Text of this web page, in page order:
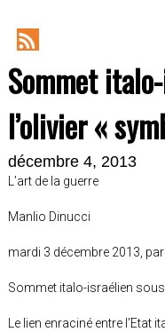
RSS
Feed
Sommet
l’olivier «
décembre 4, 2013
L’art de la guerre
Manlio Dinucci
mardi 3 décembre 2013,
Sommet italo-israélien sous
Le lien enraciné entre l’Etat